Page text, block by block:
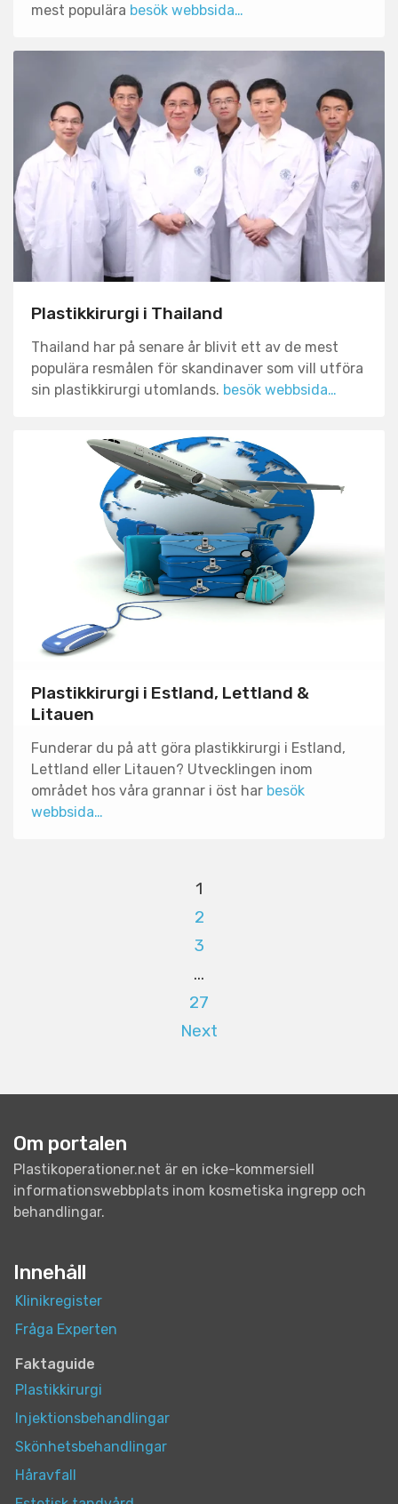
mest populära besök webbsida…
Plastikkirurgi i Thailand
Thailand har på senare år blivit ett av de mest
populära resmålen för skandinaver som vill utföra
sin plastikkirurgi utomlands. besök webbsida…
Plastikkirurgi i Estland, Lettland &
Litauen
Funderar du på att göra plastikkirurgi i Estland,
Lettland eller Litauen? Utvecklingen inom
området hos våra grannar i öst har besök
webbsida…
1
2
3
…
27
Next
Om portalen
Plastikoperationer.net är en icke-kommersiell
informationswebbplats inom kosmetiska ingrepp och
behandlingar.
Innehåll
Klinikregister
Fråga Experten
Faktaguide
Plastikkirurgi
Injektionsbehandlingar
Skönhetsbehandlingar
Håravfall